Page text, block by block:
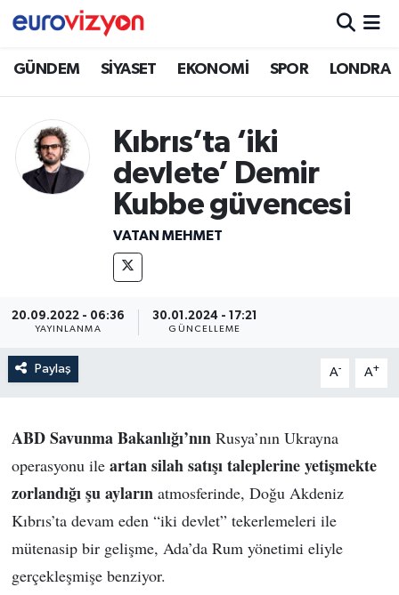
GÜNDEM SİYASET EKONOMİ SPOR LONDRA
Kıbrıs’ta ‘iki
devlete’ Demir
Kubbe güvencesi
VATAN MEHMET
20.09.2022 - 06:36
YAYINLANMA
30.01.2024 - 17:21
GÜNCELLEME
Paylaş A- A+
ABD Savunma Bakanlığı’nın Rusya’nın Ukrayna
operasyonu ile artan silah satışı taleplerine yetişmekte
zorlandığı şu ayların atmosferinde, Doğu Akdeniz
Kıbrıs’ta devam eden “iki devlet” tekerlemeleri ile
mütenasip bir gelişme, Ada’da Rum yönetimi eliyle
gerçekleşmişe benziyor.